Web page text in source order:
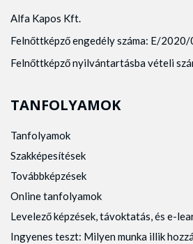
Alfa Kapos Kft.
Felnőttképző engedély száma: E/
Felnőttképző nyilvántartásba vételi
TANFOLYAMOK
Tanfolyamok
Szakképesítések
Továbbképzések
Online tanfolyamok
Levelező képzések, távoktatás, és e-
Ingyenes teszt: Milyen munka illik